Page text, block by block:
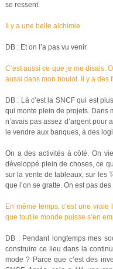
se ressent.
Il y a une belle alchimie.
DB : Et on l’a pas vu venir.
C’est aussi ce que je me disais.
aussi dans mon boulot. Il y a des
DB : Là c’est la SNCF qui est
qui monte plein de projets. Dans
n’avais pas assez d’argent pour
le vendre aux banques, à des
On a des activités à côté. On
développé plein de choses, ce
sur la vente de tableaux, sur les
que l’on se gratte. On est pas
En même temps, c’est une
que tout le monde puisse s’en
DB : Pendant longtemps mes
construire ce lieu dans la
mode ? Parce que c’est des